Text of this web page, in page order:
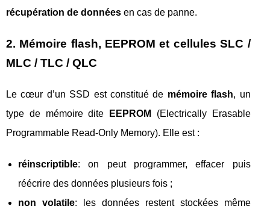
récupération de données en cas de panne.
2. Mémoire flash, EEPROM et cellules SLC /
MLC / TLC / QLC
Le cœur d’un SSD est constitué de mémoire flash, un
type de mémoire dite
EEPROM
(Electrically Erasable
Programmable Read-Only Memory). Elle est :
réinscriptible: on peut programmer, effacer puis
réécrire des données plusieurs fois ;
non volatile: les données restent stockées même